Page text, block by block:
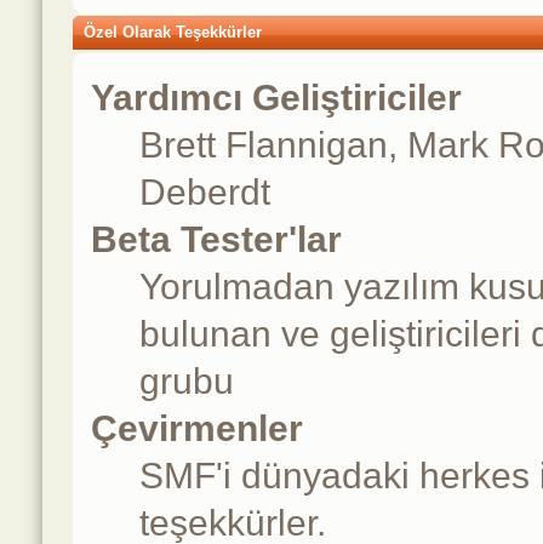
Özel Olarak Teşekkürler
Yardımcı Geliştiriciler
Brett Flannigan, Mark
Deberdt
Beta Tester'lar
Yorulmadan yazılım
bulunan ve geliştiricileri
grubu
Çevirmenler
SMF'i dünyadaki herkes
teşekkürler.